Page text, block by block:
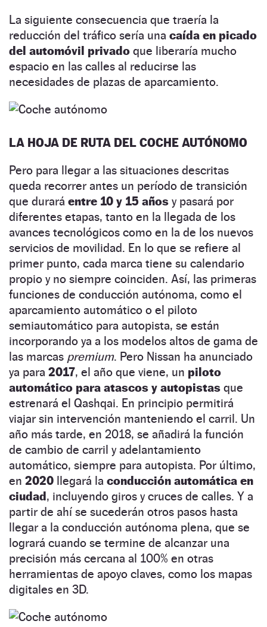
La siguiente consecuencia que traería la
reducción del tráfico sería una caída en picado
del automóvil privado que liberaría mucho
espacio en las calles al reducirse las
necesidades de plazas de aparcamiento.
LA HOJA DE RUTA DEL COCHE AUTÓNOMO
Pero para llegar a las situaciones descritas
queda recorrer antes un período de transición
que durará entre 10 y 15 años y pasará por
diferentes etapas, tanto en la llegada de los
avances tecnológicos como en la de los nuevos
servicios de movilidad. En lo que se refiere al
primer punto, cada marca tiene su calendario
propio y no siempre coinciden. Así, las primeras
funciones de conducción autónoma, como el
aparcamiento automático o el piloto
semiautomático para autopista, se están
incorporando ya a los modelos altos de gama de
las marcas premium. Pero Nissan ha anunciado
ya para 2017, el año que viene, un piloto
automático para atascos y autopistas que
estrenará el Qashqai. En principio permitirá
viajar sin intervención manteniendo el carril. Un
año más tarde, en 2018, se añadirá la función
de cambio de carril y adelantamiento
automático, siempre para autopista. Por último,
en 2020 llegará la conducción automática en
ciudad, incluyendo giros y cruces de calles. Y a
partir de ahí se sucederán otros pasos hasta
llegar a la conducción autónoma plena, que se
logrará cuando se termine de alcanzar una
precisión más cercana al 100% en otras
herramientas de apoyo claves, como los mapas
digitales en 3D.